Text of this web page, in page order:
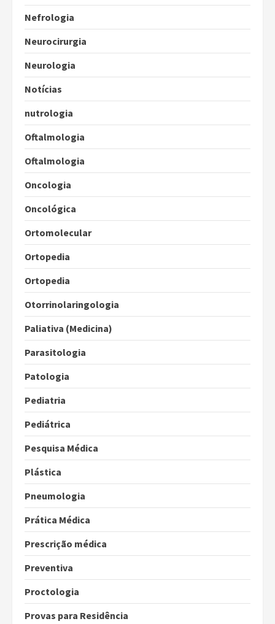
Nefrologia
Neurocirurgia
Neurologia
Notícias
nutrologia
Oftalmologia
Oftalmologia
Oncologia
Oncológica
Ortomolecular
Ortopedia
Ortopedia
Otorrinolaringologia
Paliativa (Medicina)
Parasitologia
Patologia
Pediatria
Pediátrica
Pesquisa Médica
Plástica
Pneumologia
Prática Médica
Prescrição médica
Preventiva
Proctologia
Provas para Residência